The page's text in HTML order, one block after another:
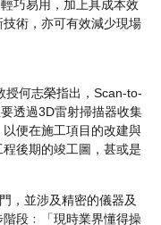
巧易用，加上具成本效
術，亦可有效減少現場
授何志榮指出，Scan-to-
透過3D雷射掃描器收集
便在施工項目的改建與
後期的竣工圖，甚或是
，並涉及精密的儀器及
段﹕「現時業界懂得操